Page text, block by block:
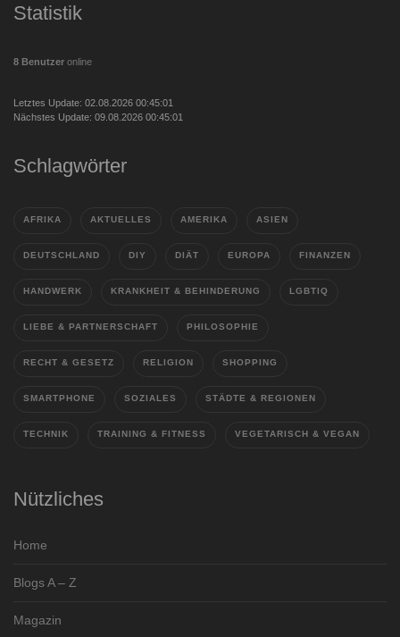
Statistik
8 Benutzer online
Letztes Update: 02.08.2026 00:45:01
Nächstes Update: 09.08.2026 00:45:01
Schlagwörter
AFRIKA AKTUELLES AMERIKA ASIEN
DEUTSCHLAND DIY DIÄT EUROPA FINANZEN
HANDWERK KRANKHEIT & BEHINDERUNG LGBTIQ
LIEBE & PARTNERSCHAFT PHILOSOPHIE
RECHT & GESETZ RELIGION SHOPPING
SMARTPHONE SOZIALES STÄDTE & REGIONEN
TECHNIK TRAINING & FITNESS VEGETARISCH & VEGAN
Nützliches
Home
Blogs A – Z
Magazin